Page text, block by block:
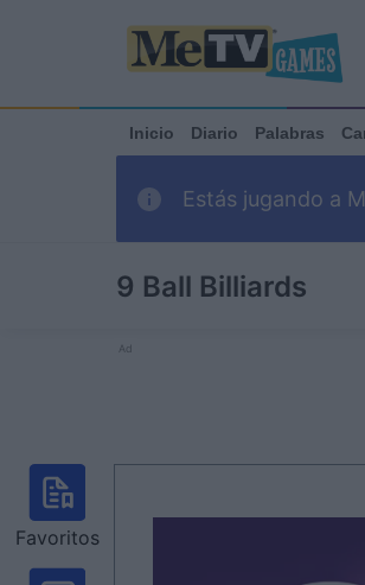
Inicio Diario Palabras
Estás jugando a
9 Ball Billiards
Ad
Favoritos